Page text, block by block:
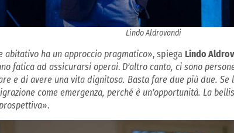
Lindo Aldrovandi
ha un approccio pragmatico», spiega Lindo
fatica ad assicurarsi operai. D’altro canto, ci sono
e di avere una vita dignitosa. Basta fare due più due. Se
come emergenza, perché è un’opportunità. La
».